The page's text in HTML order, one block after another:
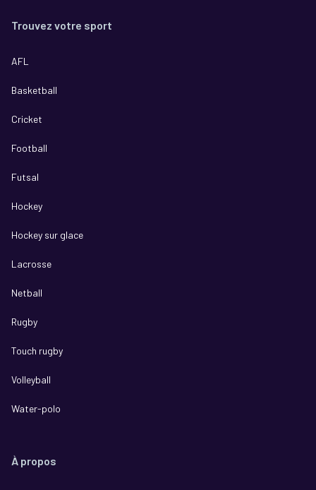
Trouvez votre sport
AFL
Basketball
Cricket
Football
Futsal
Hockey
Hockey sur glace
Lacrosse
Netball
Rugby
Touch rugby
Volleyball
Water-polo
À propos